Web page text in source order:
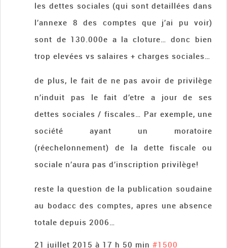
les dettes sociales (qui sont detaillées dans
l’annexe 8 des comptes que j’ai pu voir)
sont de 130.000e a la cloture… donc bien
trop elevées vs salaires + charges sociales…
de plus, le fait de ne pas avoir de privilège
n’induit pas le fait d’etre a jour de ses
dettes sociales / fiscales… Par exemple, une
société ayant un moratoire
(réechelonnement) de la dette fiscale ou
sociale n’aura pas d’inscription privilège!
reste la question de la publication soudaine
au bodacc des comptes, apres une absence
totale depuis 2006…
21 juillet 2015 à 17 h 50 min #1500